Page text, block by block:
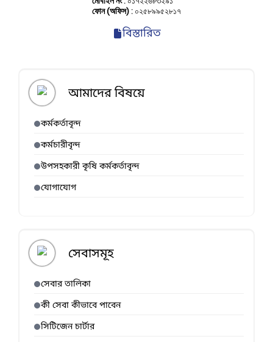
ফোন (অফিস) : ০২৫৮৯৯৫২৮১৭
বিস্তারিত
আমাদের বিষয়ে
কর্মকর্তাবৃন্দ
কর্মচারীবৃন্দ
উপসহকারী কৃষি কর্মকর্তাবৃন্দ
যোগাযোগ
সেবাসমূহ
সেবার তালিকা
কী সেবা কীভাবে পাবেন
সিটিজেন চার্টার